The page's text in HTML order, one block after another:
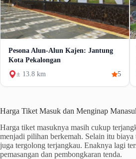
Pesona Alun-Alun Kajen: Jantung
Kota Pekalongan
± 13.8 km
5
Harga Tiket Masuk dan Menginap
Harga tiket masuknya masih cukup
menjadi pilihan berkemah. Selain itu biaya
juga tergolong terjangkau. Enaknya lagi
pemasangan dan pembongkaran tenda.